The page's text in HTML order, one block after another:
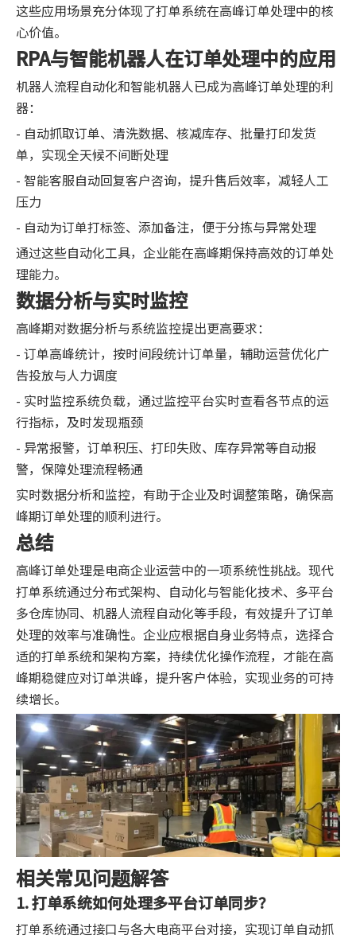
这些应用场景充分体现了打单系统在高峰订单处理中的核
心价值。
RPA与智能机器人在订单处理中的应用
机器人流程自动化和智能机器人已成为高峰订单处理的利
器：
- 自动抓取订单、清洗数据、核减库存、批量打印发货
单，实现全天候不间断处理
- 智能客服自动回复客户咨询，提升售后效率，减轻人工
压力
- 自动为订单打标签、添加备注，便于分拣与异常处理
通过这些自动化工具，企业能在高峰期保持高效的订单处
理能力。
数据分析与实时监控
高峰期对数据分析与系统监控提出更高要求：
- 订单高峰统计，按时间段统计订单量，辅助运营优化广
告投放与人力调度
- 实时监控系统负载，通过监控平台实时查看各节点的运
行指标，及时发现瓶颈
- 异常报警，订单积压、打印失败、库存异常等自动报
警，保障处理流程畅通
实时数据分析和监控，有助于企业及时调整策略，确保高
峰期订单处理的顺利进行。
总结
高峰订单处理是电商企业运营中的一项系统性挑战。现代
打单系统通过分布式架构、自动化与智能化技术、多平台
多仓库协同、机器人流程自动化等手段，有效提升了订单
处理的效率与准确性。企业应根据自身业务特点，选择合
适的打单系统和架构方案，持续优化操作流程，才能在高
峰期稳健应对订单洪峰，提升客户体验，实现业务的可持
续增长。
相关常见问题解答
1. 打单系统如何处理多平台订单同步？
打单系统通过接口与各大电商平台对接，实现订单自动抓